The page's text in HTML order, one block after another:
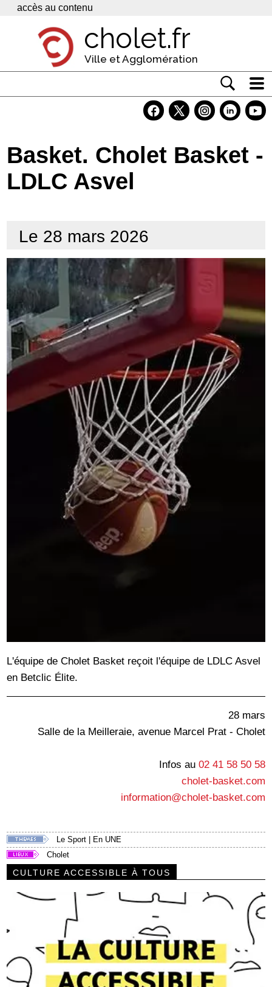
Panneau de gestion des cookies
accès au contenu
cholet.fr
Ville et Agglomération
Economie
Services
Basket. Cholet Basket -
LDLC Asvel
Le 28 mars 2026
L'équipe de Cholet Basket reçoit l'équipe de LDLC Asvel
en Betclic Élite.
28 mars
Salle de la Meilleraie, avenue Marcel Prat - Cholet
Infos au 02 41 58 50 58
cholet-basket.com
information@cholet-basket.com
Le Sport
En UNE
Cholet
CULTURE ACCESSIBLE À TOUS